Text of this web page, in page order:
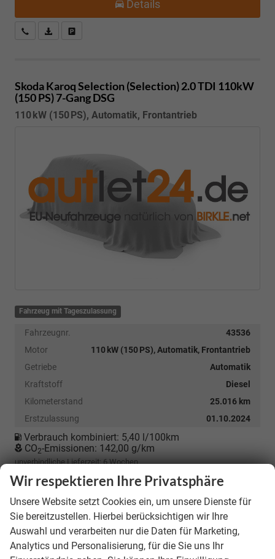
Details
Kostenloser Rückruf-Service
PDF-Datei, Fahrzeugexposé drucken
Skoda KaroqSelection (Selection) 2.0 TDI 110kW
(150 PS) 7-Gang DSG
110 kW (150 PS), Automatik, Frontantrieb
Fahrzeug mit Tageszulassung
Fahrzeugnr.
43536
Motor
110 kW (150 PS), Automatik, Frontantrieb
Getriebe
Automatik
Kraftstoff
Diesel
Kilometerstand
25.016 km
Erstzulassung
01.10.2024
Verbrauch kombiniert: 5,40 l/100km
CO2-Emissionen: 142,00 g/km
unverbindliche Lieferzeit: 6 Wochen
28.990,– €
incl. 19% MwSt.
Details
Wir respektieren Ihre Privatsphäre
Unsere Website setzt Cookies ein, um unsere Dienste für
Sie bereitzustellen. Hierbei berücksichtigen wir Ihre
Auswahl und verarbeiten nur die Daten für Marketing,
Analytics und Personalisierung, für die Sie uns Ihr